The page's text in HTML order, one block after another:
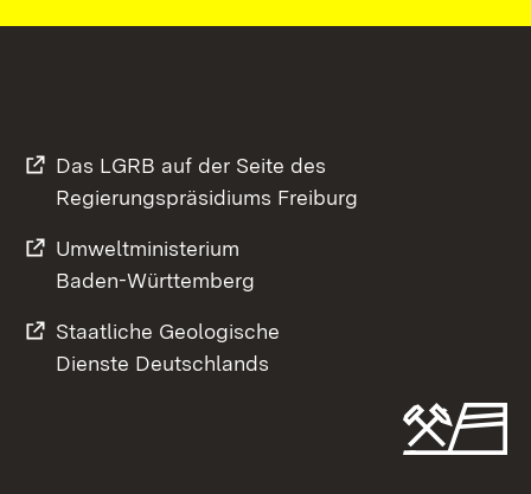
Das LGRB auf der Seite des
Regierungspräsidiums Freiburg
Umweltministerium
Baden-Württemberg
Staatliche Geologische
Dienste Deutschlands